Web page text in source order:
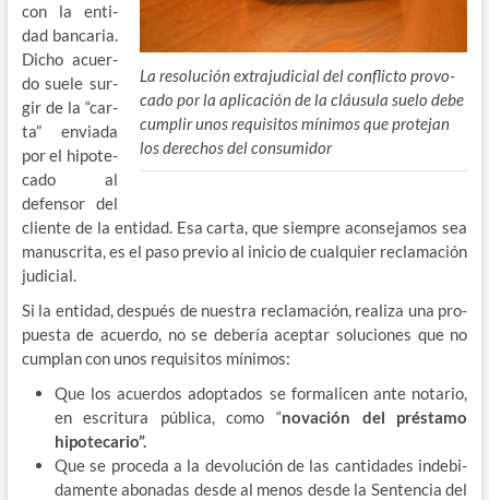
La reso­lu­ción extra­ju­di­cial del con­flic­to pro­vo­
ca­do por la apli­ca­ción de la cláu­su­la sue­lo debe
cum­plir unos requi­si­tos míni­mos que pro­te­jan
los dere­chos del consumidor
con la enti­
dad ban­ca­ria.
Dicho acuer­
do sue­le sur­
gir de la “car­
ta” envia­da
por el hipo­te­
ca­do al
defen­sor del
clien­te de la enti­dad. Esa car­ta, que siem­pre acon­se­ja­mos sea
manus­cri­ta, es el paso pre­vio al ini­cio de cual­quier recla­ma­ción
judicial.
Si la enti­dad, des­pués de nues­tra recla­ma­ción, rea­li­za una pro­
pues­ta de acuer­do, no se debe­ría acep­tar solu­cio­nes que no
cum­plan con unos requi­si­tos mínimos:
Que los acuer­dos adop­ta­dos se for­ma­li­cen ante nota­rio,
en escri­tu­ra públi­ca, como “nova­ción del prés­ta­mo
hipotecario”.
Que se pro­ce­da a la devo­lu­ción de las can­ti­da­des inde­bi­
da­men­te abo­na­das des­de al menos des­de la Sen­ten­cia del